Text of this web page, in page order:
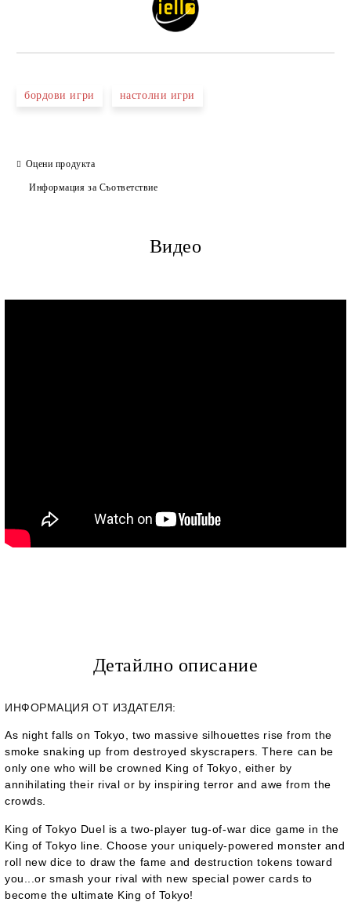
бордови игри настолни игри
Оцени продукта
Информация за Съответствие
Видео
Детайлно описание
ИНФОРМАЦИЯ ОТ ИЗДАТЕЛЯ:
As night falls on Tokyo, two massive silhouettes rise from the
smoke snaking up from destroyed skyscrapers. There can be
only one who will be crowned King of Tokyo, either by
annihilating their rival or by inspiring terror and awe from the
crowds.
King of Tokyo Duel is a two-player tug-of-war dice game in the
King of Tokyo line. Choose your uniquely-powered monster and
roll new dice to draw the fame and destruction tokens toward
you...or smash your rival with new special power cards to
become the ultimate King of Tokyo!